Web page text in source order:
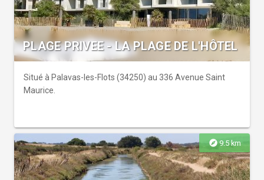
PLAGE PRIVEE - LA PLAGE DE L'HÔTEL
Situé à Palavas-les-Flots (34250) au 336 Avenue Saint
Maurice.
explore9.5 km